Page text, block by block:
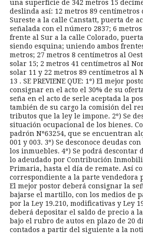
una superficie de 342 metros 15
deslinda así: 12 metros 89 centímetros
Sureste a la calle Canstatt, puerta de
señalada con el número 2837; 6
frente al Sur a la calle Colorado, puerta
siendo esquina; uniendo ambos
metros; 27 metros 8 centímetros al
solar 15; 2 metros 41 centímetros al
solar 11 y 22 metros 89 centímetros al
13 . SE PREVIENE QUE: 1º) El mejor
consignar en el acto el 30% de su
seña en el acto de serle aceptada la
también de su cargo la comisión del
tributos que la ley le impone. 2º) Se
situación ocupacional de los bienes.
padrón Nº63254, que se encuentran
001 y 003. 3º) Se desconoce deudas con
los inmuebles. 4º) Se podrá descontar
lo adeudado por Contribución
Primaria, hasta el día de remate. Así
correspondiente a la parte vendedora
El mejor postor deberá consignar la
bajarse el martillo, con los medios de
por la Ley 19.210, modificativas y Ley
deberá depositar el saldo de precio a
bajo el rubro de autos en plazo de 20
contados a partir del siguiente a la